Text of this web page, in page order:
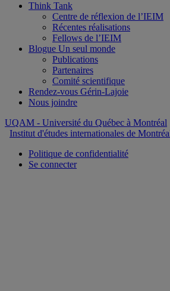
Think Tank
Centre de réflexion de l’IEIM
Récentes réalisations
Fellows de l’IEIM
Blogue Un seul monde
Publications
Partenaires
Comité scientifique
Rendez-vous Gérin-Lajoie
Nous joindre
UQAM - Université du Québec à Montréal
Institut d'études internationales de
Politique de confidentialité
Se connecter